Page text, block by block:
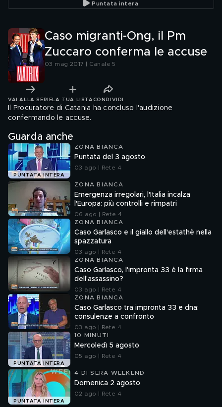
Puntata intera
Caso migranti-Ong, il Pm
Zuccaro conferma le accuse
03 mag 2017 | Canale 5
VAI ALLA SERIE LA TUA LISTA CONDIVIDI
Il Procuratore di Catania ha concluso l'audizione
confermando le accuse.
Guarda anche
PUNTATA INTERA
ZONA BIANCA
Puntata del 3 agosto
03 ago | Rete 4
ZONA BIANCA
Emergenza irregolari, l'Italia incalza
l'Europa: più controlli e rimpatri
06 ago | Rete 4
ZONA BIANCA
Caso Garlasco e il giallo dell'estathè nella
spazzatura
03 ago | Rete 4
ZONA BIANCA
Caso Garlasco, l'impronta 33 è la firma
dell'assassino?
03 ago | Rete 4
ZONA BIANCA
Caso Garlasco tra impronta 33 e dna:
consulenze a confronto
03 ago | Rete 4
PUNTATA INTERA
10 MINUTI
Mercoledì 5 agosto
05 ago | Rete 4
PUNTATA INTERA
4 DI SERA WEEKEND
Domenica 2 agosto
02 ago | Rete 4